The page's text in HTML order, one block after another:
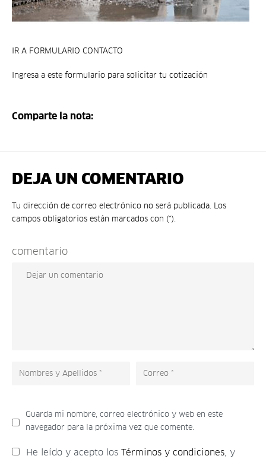
IR A FORMULARIO CONTACTO
Ingresa a este formulario para solicitar tu cotización
Comparte la nota:
DEJA UN COMENTARIO
Tu dirección de correo electrónico no será publicada. Los
campos obligatorios están marcados con (*).
Guarda mi nombre, correo electrónico y web en este
navegador para la próxima vez que comente.
He leído y acepto los Términos y condiciones, y